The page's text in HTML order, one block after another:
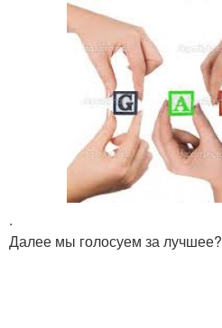
.
Далее мы голосуем за лучшее?